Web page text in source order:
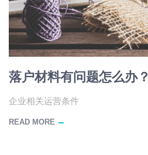
落户材料有问题怎么办？
企业相关运营条件
READ MORE